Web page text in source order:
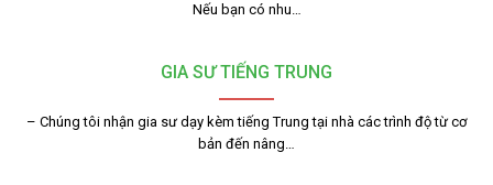
Nếu bạn có nhu…
GIA SƯ TIẾNG TRUNG
– Chúng tôi nhận gia sư dạy kèm tiếng Trung tại nhà các trình độ từ cơ
bản đến nâng…